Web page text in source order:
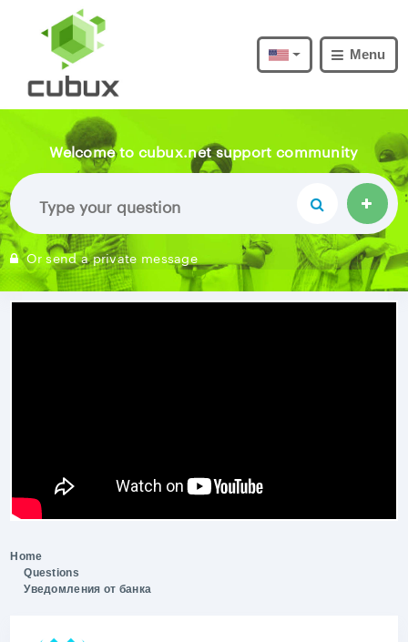
Menu
Welcome to cubux.net support community
Or send a private message
Home
Questions
Уведомления от банка